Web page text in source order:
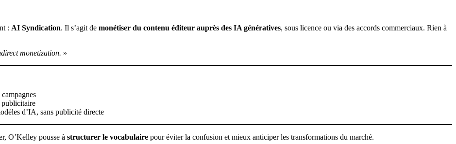
: AI Syndication. Il s’agit de monétiser du contenu éditeur auprès des IA génératives, sous licence ou via des accords commerciaux. Rien à
monetization. »
d’IA, sans publicité directe
O’Kelley pousse à structurer le vocabulaire pour éviter la confusion et mieux anticiper les transformations du marché.